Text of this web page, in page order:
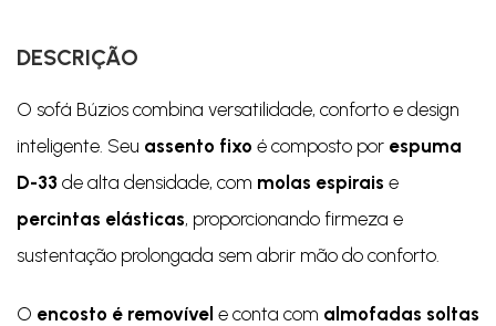
DESCRIÇÃO
O sofá Búzios combina versatilidade, conforto e design
inteligente. Seu assento fixo é composto por espuma
D-33 de alta densidade, com molas espirais e
percintas elásticas, proporcionando firmeza e
sustentação prolongada sem abrir mão do conforto.
O encosto é removível e conta com almofadas soltas